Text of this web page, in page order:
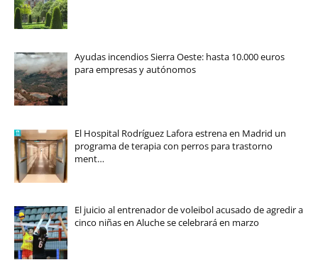
Ayudas incendios Sierra Oeste: hasta 10.000 euros
para empresas y autónomos
El Hospital Rodríguez Lafora estrena en Madrid un
programa de terapia con perros para trastorno
ment…
El juicio al entrenador de voleibol acusado de agredir a
cinco niñas en Aluche se celebrará en marzo